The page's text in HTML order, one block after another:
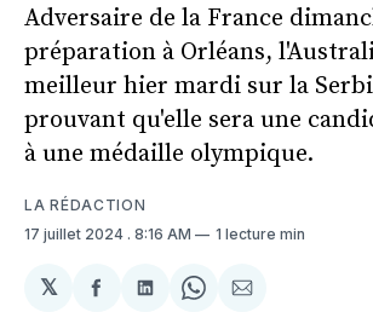
Adversaire de la France
préparation à Orléans,
meilleur hier mardi sur la
prouvant qu'elle sera une
à une médaille olympique.
LA RÉDACTION
17 juillet 2024 . 8:16 AM 1 lecture min
𝕏
PartagerPartager
SharePartager